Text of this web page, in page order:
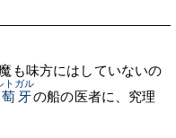
も味方にはしていないの
牙
トガル
の船の医者に、究理